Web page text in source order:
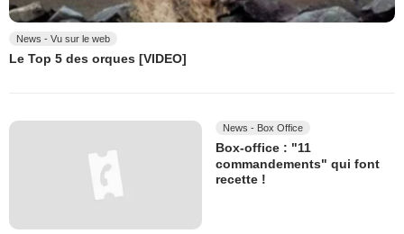
News - Vu sur le web
Le Top 5 des orques [VIDEO]
News - Box Office
Box-office : "11
commandements" qui font
recette !